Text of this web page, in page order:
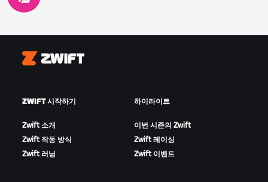
Zwift
ZWIFT 시작하기
Zwift 소개
Zwift 작동 방식
Zwift 러닝
하이라이트
이번 시즌의 Zwift
Zwift 레이싱
Zwift 이벤트